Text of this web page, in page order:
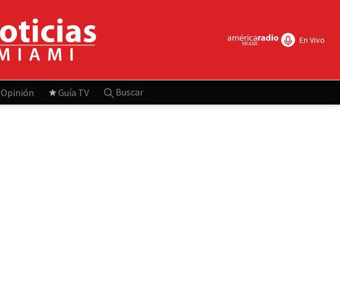
En Vivo
Opinión Guía TV Buscar